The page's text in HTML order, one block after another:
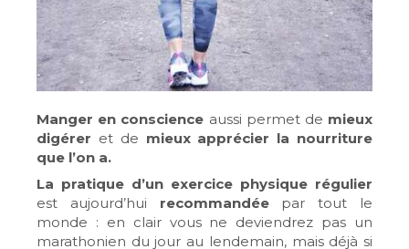
Manger en conscience aussi permet de mieux
digérer et de mieux apprécier la nourriture
que l’on a.
La pratique d’un exercice physique régulier
est aujourd’hui recommandée par tout le
monde : en clair vous ne deviendrez pas un
marathonien du jour au lendemain, mais déjà si